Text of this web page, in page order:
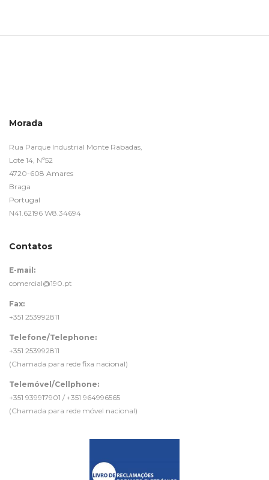
Morada
Rua Parque Industrial Monte Rabadas,
Lote 14, Nº52
4720-608 Amares
Braga
Portugal
N41.62196 W8.34694
Contatos
E-mail:
comercial@190.pt
Fax:
+351 253992811
Telefone/Telephone:
+351 253992811
(Chamada para rede fixa nacional)
Telemóvel/Cellphone:
+351 939917901 / +351 964996565
(Chamada para rede móvel nacional)